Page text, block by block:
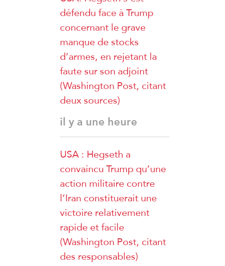
défendu face à Trump
concernant le grave
manque de stocks
d’armes, en rejetant la
faute sur son adjoint
(Washington Post, citant
deux sources)
il y a une heure
USA : Hegseth a
convaincu Trump qu’une
action militaire contre
l’Iran constituerait une
victoire relativement
rapide et facile
(Washington Post, citant
des responsables)